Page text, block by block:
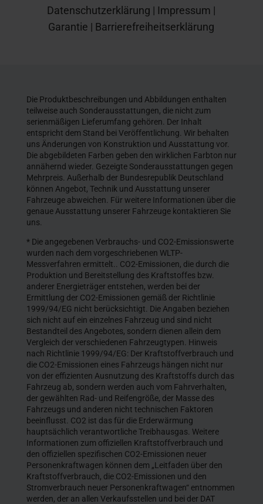
Datenschutzerklärung | Impressum |
Garantie | Barrierefreiheitserklärung
Die Produktbeschreibungen und Abbildungen enthalten
teilweise auch Sonderausstattungen, die nicht zum
serienmäßigen Lieferumfang gehören. Der Inhalt
entspricht dem Stand bei Veröffentlichung. Wir behalten
uns Änderungen von Konstruktion und Ausstattung vor.
Die abgebildeten Farben geben den wirklichen Farbton nur
annähernd wieder. Gezeigte Sonderausstattungen gegen
Mehrpreis. Außerhalb der Bundesrepublik Deutschland
können Angebot, Technik und Ausstattung unserer
Fahrzeuge abweichen. Für weitere Informationen über die
genaue Ausstattung unserer Fahrzeuge kontaktieren Sie
uns.
* Die angegebenen Verbrauchs- und CO2-Emissionswerte
wurden nach dem vorgeschriebenen WLTP-
Messverfahren ermittelt.. CO2-Emissionen, die durch die
Produktion und Bereitstellung des Kraftstoffes bzw.
anderer Energieträger entstehen, werden bei der
Ermittlung der CO2-Emissionen gemäß der Richtlinie
1999/94/EG nicht berücksichtigt. Die Angaben beziehen
sich nicht auf ein einzelnes Fahrzeug und sind nicht
Bestandteil des Angebotes, sondern dienen allein dem
Vergleich der verschiedenen Fahrzeugtypen. Hinweis
nach Richtlinie 1999/94/EG: Der Kraftstoffverbrauch und
die CO2-Emissionen eines Fahrzeugs hängen nicht nur
von der effizienten Ausnutzung des Kraftstoffs durch das
Fahrzeug ab, sondern werden auch vom Fahrverhalten,
der gewählten Rad- und Reifengröße, der Masse des
Fahrzeugs und anderen nicht technischen Faktoren
beeinflusst. CO2 ist das für die Erderwärmung
hauptsächlich verantwortliche Treibhausgas. Weitere
Informationen zum offiziellen Kraftstoffverbrauch und
den offiziellen spezifischen CO2-Emissionen neuer
Personenkraftwagen können dem „Leitfaden über den
Kraftstoffverbrauch, die CO2-Emissionen und den
Stromverbrauch neuer Personenkraftwagen“ entnommen
werden, der an allen Verkaufsstellen und bei der DAT